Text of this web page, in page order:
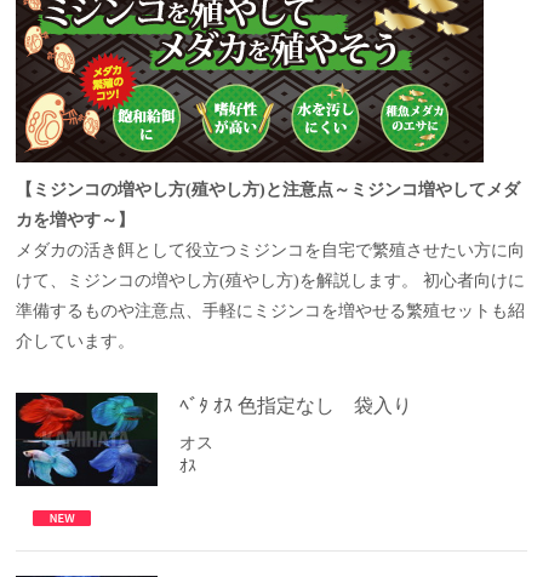
【ミジンコの増やし方(殖やし方)と注意点～ミジンコ増やしてメダ
カを増やす～】
メダカの活き餌として役立つミジンコを自宅で繁殖させたい方に向
けて、ミジンコの増やし方(殖やし方)を解説します。 初心者向けに
準備するものや注意点、手軽にミジンコを増やせる繁殖セットも紹
介しています。
ﾍﾞﾀ ｵｽ 色指定なし 袋入り
オス
ｵｽ